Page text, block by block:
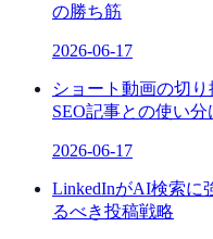
の勝ち筋
2026-06-17
ショート動画の切
SEO記事との使い分
2026-06-17
LinkedInがAI検索に
るべき投稿戦略